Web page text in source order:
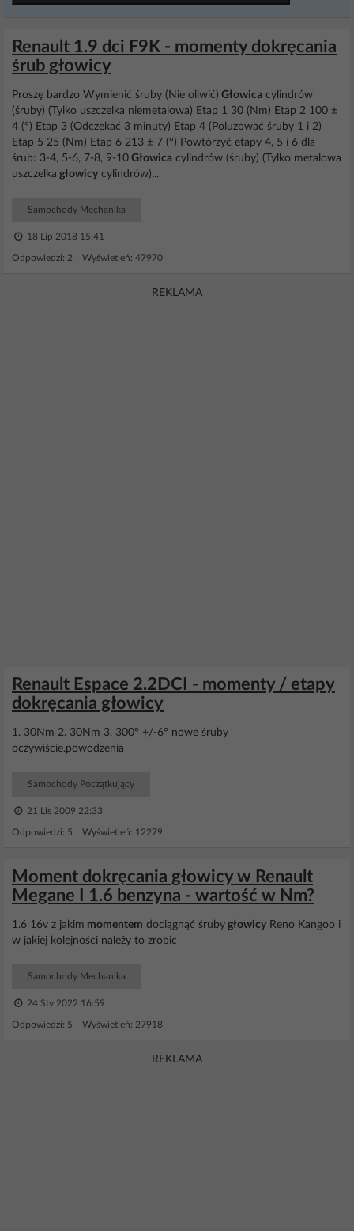
Renault 1.9 dci F9K - momenty dokręcania
śrub głowicy
Proszę bardzo Wymienić śruby (Nie oliwić) Głowica cylindrów
(śruby) (Tylko uszczelka niemetalowa) Etap 1 30 (Nm) Etap 2 100 ±
4 (°) Etap 3 (Odczekać 3 minuty) Etap 4 (Poluzować śruby 1 i 2)
Etap 5 25 (Nm) Etap 6 213 ± 7 (°) Powtórzyć etapy 4, 5 i 6 dla
śrub: 3-4, 5-6, 7-8, 9-10 Głowica cylindrów (śruby) (Tylko metalowa
uszczelka głowicy cylindrów)...
Samochody Mechanika
18 Lip 2018 15:41
Odpowiedzi: 2 Wyświetleń: 47970
REKLAMA
Renault Espace 2.2DCI - momenty / etapy
dokręcania głowicy
1. 30Nm 2. 30Nm 3. 300° +/-6° nowe śruby
oczywiście.powodzenia
Samochody Początkujący
21 Lis 2009 22:33
Odpowiedzi: 5 Wyświetleń: 12279
Moment dokręcania głowicy w Renault
Megane I 1.6 benzyna - wartość w Nm?
1.6 16v z jakim momentem dociągnąć śruby głowicy Reno Kangoo i
w jakiej kolejności należy to zrobic
Samochody Mechanika
24 Sty 2022 16:59
Odpowiedzi: 5 Wyświetleń: 27918
REKLAMA